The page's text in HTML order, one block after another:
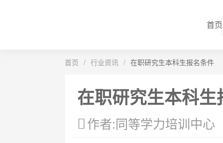
首页
首页 / 行业资讯 / 在职研究生本科生报名条件
在职研究生本科生
作者:同等学力培训中心